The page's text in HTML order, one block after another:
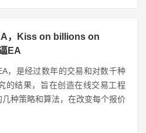
，Kiss on billions on
EA
，是经过数年的交易和对数千种
的结果，旨在创造在线交易工程
种策略和算法，在改变每个报价